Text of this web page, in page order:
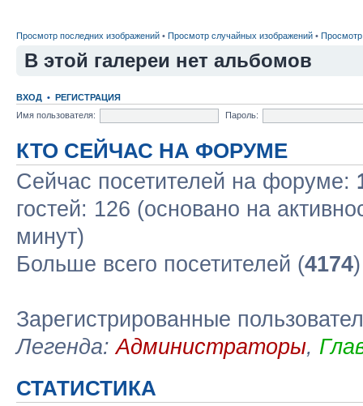
Просмотр последних изображений • Просмотр случайных изображений • Просмотр
В этой галереи нет альбомов
ВХОД • РЕГИСТРАЦИЯ
Имя пользователя:
Пароль:
КТО СЕЙЧАС НА ФОРУМЕ
Сейчас посетителей на форуме:
гостей: 126 (основано на
минут)
Больше всего посетителей (4174
Зарегистрированные
Легенда:Администраторы,
СТАТИСТИКА